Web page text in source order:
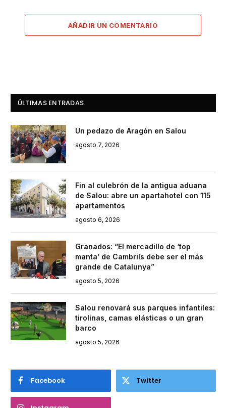
AÑADIR UN COMENTARIO
ÚLTIMAS ENTRADAS
Un pedazo de Aragón en Salou
agosto 7, 2026
Fin al culebrón de la antigua aduana
de Salou: abre un apartahotel con 115
apartamentos
agosto 6, 2026
Granados: “El mercadillo de ‘top
manta’ de Cambrils debe ser el más
grande de Catalunya”
agosto 5, 2026
Salou renovará sus parques infantiles:
tirolinas, camas elásticas o un gran
barco
agosto 5, 2026
Facebook Twitter